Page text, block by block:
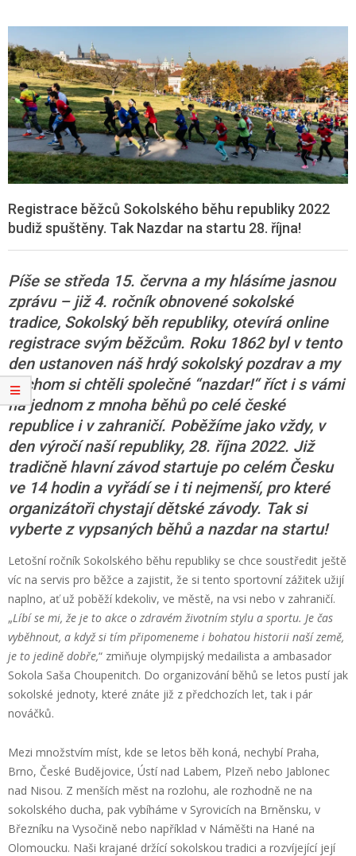
Registrace běžců Sokolského běhu republiky 2022
budiž spuštěny. Tak Nazdar na startu 28. října!
Píše se středa 15. června a my hlásíme jasnou
zprávu – již 4. ročník obnovené sokolské
tradice, Sokolský běh republiky, otevírá online
registrace svým běžcům. Roku 1862 byl v tento
den ustanoven náš hrdý sokolský pozdrav a my
bychom si chtěli společné “nazdar!“ říct i s vámi
na jednom z mnoha běhů po celé české
republice i v zahraničí. Poběžíme jako vždy, v
den výročí naší republiky, 28. října 2022. Již
tradičně hlavní závod startuje po celém Česku
ve 14 hodin a vyřádí se i ti nejmenší, pro které
organizátoři chystají dětské závody. Tak si
vyberte z vypsaných běhů a nazdar na startu!
Letošní ročník Sokolského běhu republiky se chce soustředit ještě
víc na servis pro běžce a zajistit, že si tento sportovní zážitek užijí
naplno, ať už poběží kdekoliv, ve městě, na vsi nebo v zahraničí.
„Líbí se mi, že je to akce o zdravém životním stylu a sportu. Je čas
vyběhnout, a když si tím připomeneme i bohatou historii naší země,
je to jedině dobře,“ zmiňuje olympijský medailista a ambasador
Sokola Saša Choupenitch. Do organizování běhů se letos pustí jak
sokolské jednoty, které znáte již z předchozích let, tak i pár
nováčků.
Mezi množstvím míst, kde se letos běh koná, nechybí Praha,
Brno, České Budějovice, Ústí nad Labem, Plzeň nebo Jablonec
nad Nisou. Z menších měst na rozlohu, ale rozhodně ne na
sokolského ducha, pak vybíháme v Syrovicích na Brněnsku, v
Březníku na Vysočině nebo například v Náměšti na Hané na
Olomoucku. Naši krajané držící sokolskou tradici a rozvíjející její